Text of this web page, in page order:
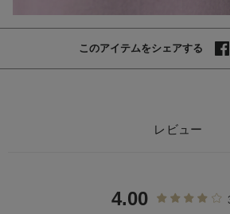
このアイテムをシェアする
レビュー
4.00